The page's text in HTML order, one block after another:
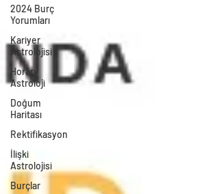
2024 Burç
Yorumları
Kariyer
Astrolojisi
Horary
Astroloji
Doğum
Haritası
Rektifikasyon
İlişki
Astrolojisi
Burçlar